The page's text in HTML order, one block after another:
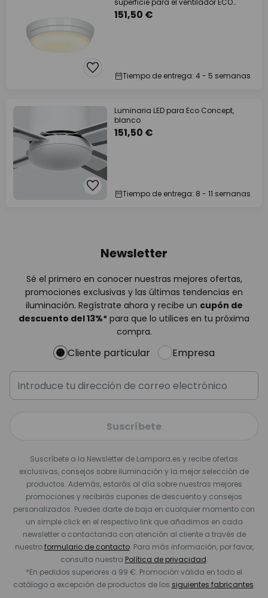
superficie para el ventilador ECO
PLANO II, blanca
151,50 €
Tiempo de entrega: 4 - 5 semanas
Luminaria LED para Eco Concept,
blanco
151,50 €
Tiempo de entrega: 8 - 11 semanas
Newsletter
Sé el primero en conocer nuestras mejores ofertas,
promociones exclusivas y las últimas tendencias en
iluminación. Regístrate ahora y recibe un cupón de
descuento del13%* para que lo utilices en tu próxima
compra.
Cliente particular Empresa
Suscríbete
Suscríbete a la Newsletter de Lampara.es y recibe ofertas
exclusivas, consejos sobre iluminación y la mejor selección de
productos. Además, estarás al día sobre nuestras mejores
promociones y recibirás cupones de descuento y consejos
personalizados. Puedes darte de baja en cualquier momento con
un simple click en el respectivo link que añadimos en cada
newsletter o contactando con atención al cliente a través de
nuestroformulario de contacto. Para más información, por favor,
consulta nuestra Política de privacidad.
*En pedidos superiores a 99 €. Promoción válida en todo el
catálogo a excepción de productos de los siguientes fabricantes.